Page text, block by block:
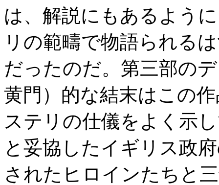
は、解説にもあるよう
リの範疇で物語られる
だったのだ。第三部の
黄門）的な結末はこの
ステリの仕儀をよく示
と妥協したイギリス政
されたヒロインたちと